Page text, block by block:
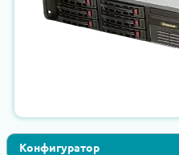
Конфигуратор